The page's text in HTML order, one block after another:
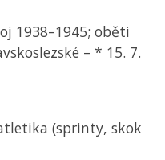
1938–1945; oběti
– * 15. 7.
(sprinty, skok